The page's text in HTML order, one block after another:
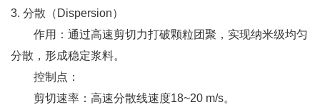
3. 分散（Dispersion）
作用：通过高速剪切力打破颗粒团聚，实现纳米级均匀
分散，形成稳定浆料。
控制点：
剪切速率：高速分散线速度18~20 m/s。